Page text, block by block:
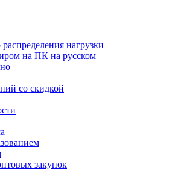
нагрузки
на ПК на русском
со скидкой
закупок